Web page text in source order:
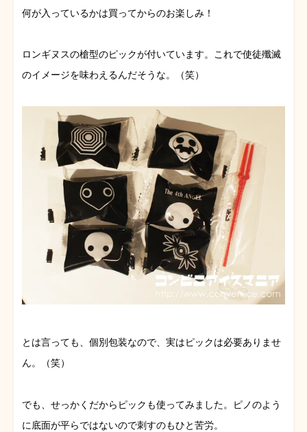
何が入っているかは買ってからのお楽しみ！
ロンギヌスの槍型のピックが付いています。これで使徒殲滅
のイメージを味わえるんだそうな。（笑）
とは言っても、個別包装なので、実はピックは必要ありませ
ん。（笑）
でも、せっかくだからピックも使ってみました。ピノのよう
に底面が平らではないので刺すのもひと苦労。